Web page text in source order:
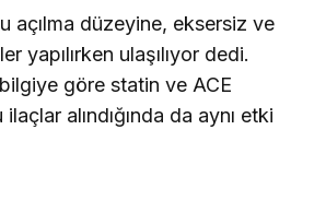
açılma düzeyine, eksersiz ve
yapılırken ulaşılıyor dedi.
göre statin ve ACE
alındığında da aynı etki